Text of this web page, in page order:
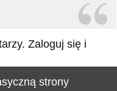
Zaloguj się i
strony